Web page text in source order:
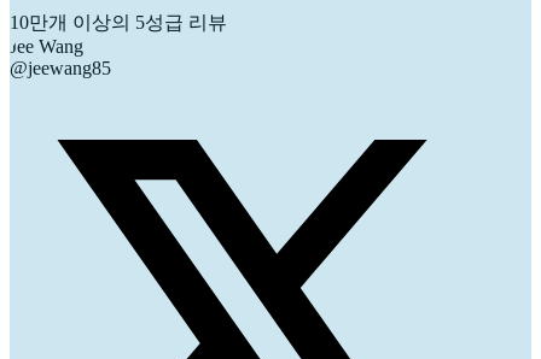
10만개 이상의 5성급 리뷰
Jee Wang
@jeewang85